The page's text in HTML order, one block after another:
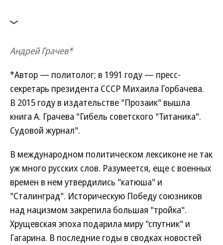
Андрей Грачев*
*Автор — политолог; в 1991 году — пресс-
секретарь президента СССР Михаила Горбачева.
В 2015 году в издательстве "Прозаик" вышла
книга А. Грачева "Гибель советского "Титаника".
Судовой журнал".
В международном политическом лексиконе не так
уж много русских слов. Разумеется, еще с военных
времен в нем утвердились "катюша" и
"Сталинград". Историческую Победу союзников
над нацизмом закрепила большая "тройка".
Хрущевская эпоха подарила миру "спутник" и
Гагарина. В последние годы в сводках новостей